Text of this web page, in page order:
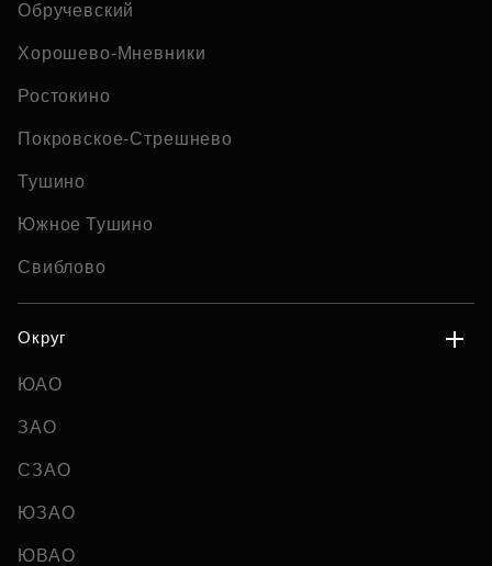
Обручевский
Хорошево-Мневники
Ростокино
Покровское-Стрешнево
Тушино
Южное Тушино
Свиблово
Округ
ЮАО
ЗАО
СЗАО
ЮЗАО
ЮВАО